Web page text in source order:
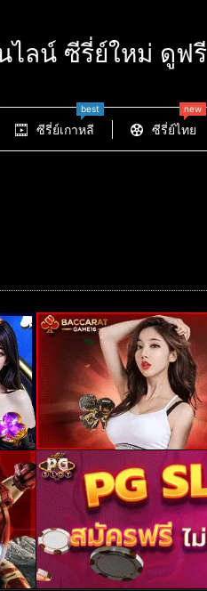
ไลน์ ซีรี่ย์ใหม่ ดูฟรี
ซีรี่ย์เกาหลี
best
ซีรี่ย์ไทย
new